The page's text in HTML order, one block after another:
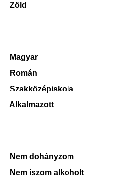
Zöld
Magyar
Román
Szakközépiskola
Alkalmazott
Nem dohányzom
Nem iszom alkoholt